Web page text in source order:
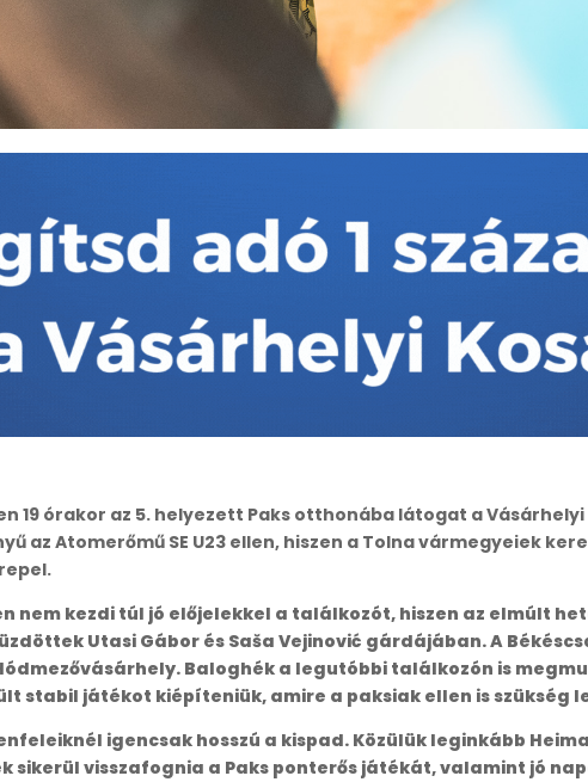
19 órakor az 5. helyezett Paks otthonába látogat a
az Atomerőmű SE U23 ellen, hiszen a Tolna vármegyeiek
nem kezdi túl jó előjelekkel a találkozót, hiszen az elmúlt
Utasi Gábor és Saša Vejinović gárdájában. A
Baloghék a legutóbbi találkozón is
stabil játékot kiépíteniük, amire a paksiak ellen is szükség
igencsak hosszú a kispad. Közülük leginkább
sikerül visszafognia a Paks ponterős játékát, valamint jó